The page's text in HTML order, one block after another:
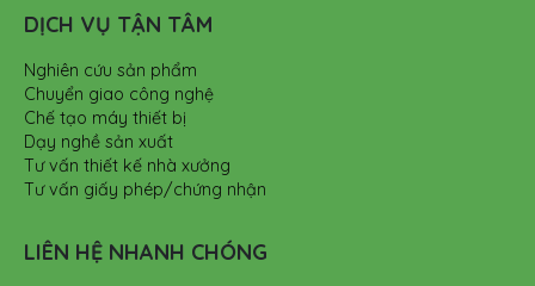
DỊCH VỤ TẬN TÂM
Nghiên cứu sản phẩm
Chuyển giao công nghệ
Chế tạo máy thiết bị
Dạy nghề sản xuất
Tư vấn thiết kế nhà xưởng
Tư vấn giấy phép/chứng nhận
LIÊN HỆ NHANH CHÓNG